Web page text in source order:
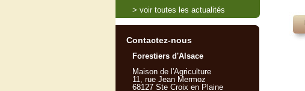
> voir toutes les actualités
Contactez-nous
Forestiers d'Alsace
Maison de l'Agriculture
11, rue Jean Mermoz
68127 Ste Croix en Plaine